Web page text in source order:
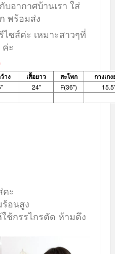
บอากาศบ้านเรา ใส่
พร้อมส่ง
ซส์ค่ะ เหมาะสาวๆที่
ค่ะ
าง เสื้อยาว สะโพก
กางเก
24" F(36")
คะ
อนสูง
ช้กรรไกรตัด ห้ามดึง